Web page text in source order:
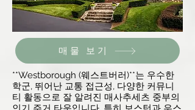
매물 보기
**Westborough (웨스트버러)**는 우수한
학군, 뛰어난 교통 접근성, 다양한 커뮤니
티 활동으로 잘 알려진 매사추세츠 중부의